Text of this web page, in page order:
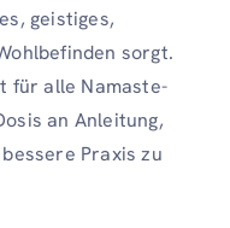
geistiges,
sorgt.
für alle Namaste-
an Anleitung,
Praxis zu